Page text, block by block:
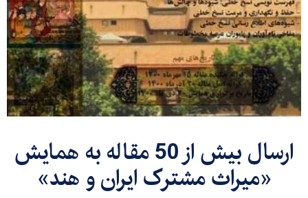
ارسال بیش از 50 مقاله به همایش
«میراث مشترک ایران و هند»